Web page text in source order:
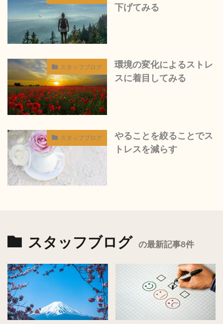
下げてみる
スタッフブログ
環境の変化によるストレ
スに着目してみる
スタッフブログ
やることを絞ることでス
トレスを減らす
スタッフブログ の最新記事8件